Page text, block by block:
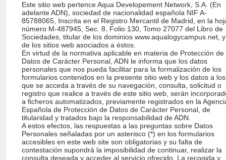
Este sitio web pertence Aqua Developement Network, S.A. (En
adelante ADN), sociedad de nacionalidad española NIF A-
85788065, Inscrita en el Registro Mercantil de Madrid, en la
número M-487945, Sec. 8, Folio 130, Tomo 27077 del Libro de
Sociedades, titular de los dominios www.aqualogycampus.net, y
de los sitios web asociados a éstos.
En virtud de la normativa aplicable en materia de Protección de
Datos de Carácter Personal, ADN le informa que los datos
personales que nos pueda facilitar para la formalización de los
formularios contenidos en la presente sitio web y los datos a los
que se acceda a través de su navegación, consulta, solicitud o
registro que realice a través de este sitio web, serán
a ficheros automatizados, previamente registrados en la
Española de Protección de Datos de Carácter Personal, de
titularidad y tratados bajo la responsabilidad de ADN.
A estos efectos, las respuestas a las preguntas sobre Datos
Personales señaladas por un asterisco (*) en los formularios
accesibles en este web site son obligatorias y su falta de
contestación supondrá la imposibilidad de continuar, realizar la
consulta deseada y acceder al servicio ofrecido. La recogida y